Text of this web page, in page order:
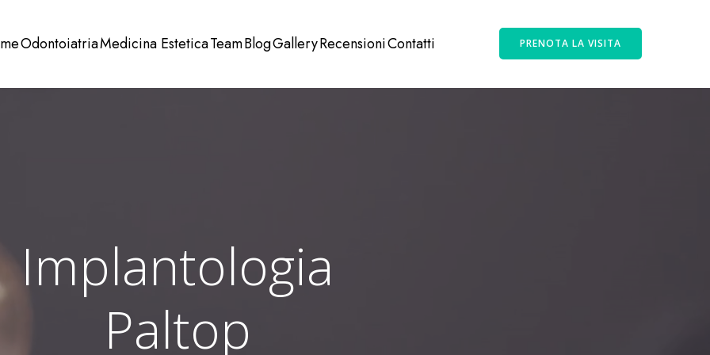
OdontoiatriaMedicina EsteticaTeamBlogGalleryRecensioniContatti PRENOTA LA VISITA
Implantologia
Paltop